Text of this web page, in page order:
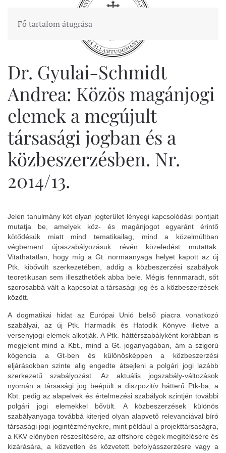
Fő tartalom átugrása
Dr. Gyulai-Schmidt
Andrea: Közös magánjogi
elemek a megújult
társasági jogban és a
közbeszerzésben. Nr.
2014/13.
Jelen tanulmány két olyan jogterület lényegi kapcsolódási pontjait
mutatja be, amelyek köz- és magánjogot egyaránt érintő
kötődésük miatt mind tematikailag, mind a közelmúltban
végbement újraszabályozásuk révén közeledést mutattak.
Vitathatatlan, hogy míg a Gt. normaanyaga helyet kapott az új
Ptk. kibővült szerkezetében, addig a közbeszerzési szabályok
teoretikusan sem illeszthetőek abba bele. Mégis fennmaradt, sőt
szorosabbá vált a kapcsolat a társasági jog és a közbeszerzések
között.
A dogmatikai hidat az Európai Unió belső piacra vonatkozó
szabályai, az új Ptk. Harmadik és Hatodik Könyve illetve a
versenyjogi elemek alkotják. A Ptk. háttérszabályként korábban is
megjelent mind a Kbt., mind a Gt. joganyagában, ám a szigorú
kógencia a Gt-ben és különösképpen a közbeszerzési
eljárásokban szinte alig engedte átsejleni a polgári jogi lazább
szerkezetű szabályozást. Az aktuális jogszabály-változások
nyomán a társasági jog beépült a diszpozitív hátterű Ptk-ba, a
Kbt. pedig az alapelvek és értelmezési szabályok szintjén további
polgári jogi elemekkel bővült. A közbeszerzések különös
szabályanyaga továbbá kiterjed olyan alapvető relevanciával bíró
társasági jogi jogintézményekre, mint például a projekttársaságra,
a KKV előnyben részesítésére, az offshore cégek megítélésére és
kizárására, a közvetlen és közvetett befolyásszerzésre vagy a